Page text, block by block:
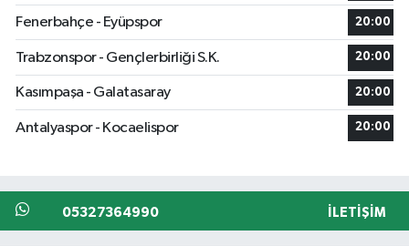
Fenerbahçe - Eyüpspor 20:00
Trabzonspor - Gençlerbirliği S.K. 20:00
Kasımpaşa - Galatasaray 20:00
Antalyaspor - Kocaelispor 20:00
05327364990 İLETIŞIM